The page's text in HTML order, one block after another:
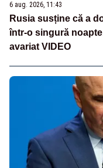
6 aug. 2026, 11:43
Rusia susține că a
într-o singură
avariat VIDEO